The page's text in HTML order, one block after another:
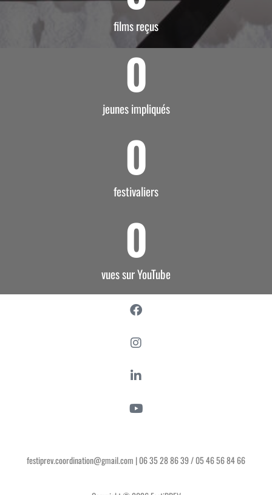
films reçus
jeunes impliqués
0
festivaliers
0
vues sur YouTube
0
festiprev.coordination@gmail.com | 06 35 28 86 39 / 05 46 56 84 66